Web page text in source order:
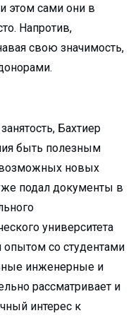
этом сами они в
Напротив,
свою значимость,
Бахтиер
быть полезным
возможных новых
подал документы в
университета
со студентами
инженерные и
рассматривает и
интерес к